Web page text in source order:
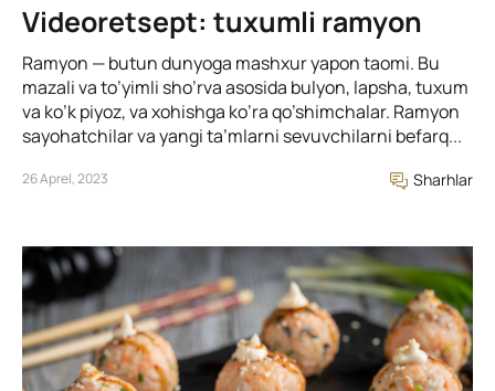
Videoretsept: tuxumli ramyon
Ramyon — butun dunyoga mashxur yapon taomi. Bu
mazali va to’yimli sho’rva asosida bulyon, lapsha, tuxum
va ko’k piyoz, va xohishga ko’ra qo’shimchalar. Ramyon
sayohatchilar va yangi ta’mlarni sevuvchilarni befarq...
26 Aprel, 2023 Sharhlar